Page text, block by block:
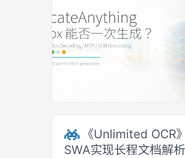
结构的难度。 3D RoPE / MRoPE 的
维输入形式，但为每个 token 分配三
这样既能兼容文本 token 的 1D RoPE
时间、高度、宽度方向上的几何相对关
法在频率分配层面改进标准 MRoPE，
《Unlimited OCR
SWA实现长程文档解析